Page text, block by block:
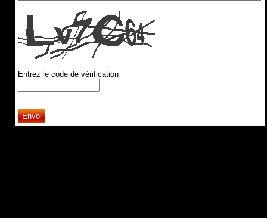
Entrez le code de vérification